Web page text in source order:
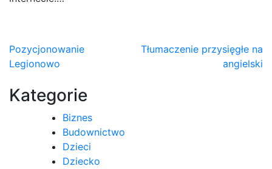
Nawigacja
wpisu
Pozycjonowanie
Legionowo
Tłumaczenie przysięgłe na
angielski
Kategorie
Biznes
Budownictwo
Dzieci
Dziecko